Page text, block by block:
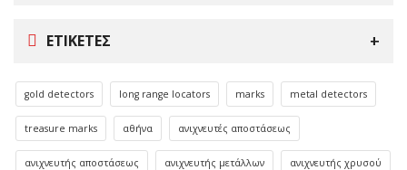
ΕΤΙΚΈΤΕΣ
gold detectors long range locators marks metal detectors
treasure marks αθήνα ανιχνευτές αποστάσεως
ανιχνευτής αποστάσεως ανιχνευτής μετάλλων ανιχνευτής χρυσού